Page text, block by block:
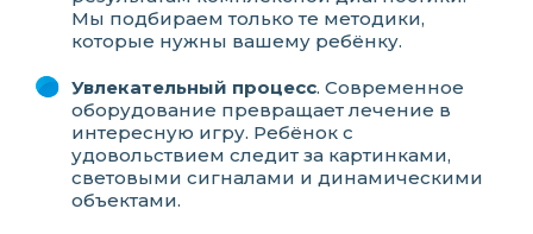
Мы подбираем только те методики,
которые нужны вашему ребёнку.
Увлекательный процесс. Современное
оборудование превращает лечение в
интересную игру. Ребёнок с
удовольствием следит за картинками,
световыми сигналами и динамическими
объектами.